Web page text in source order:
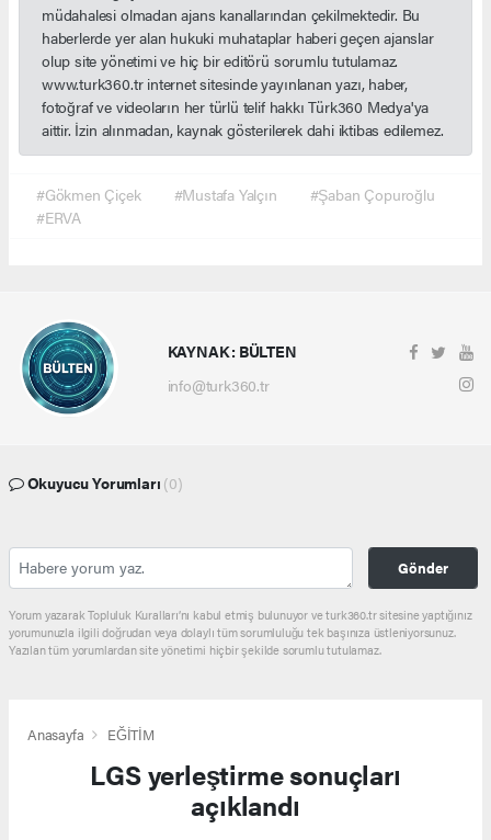
müdahalesi olmadan ajans kanallarından çekilmektedir. Bu
haberlerde yer alan hukuki muhataplar haberi geçen ajanslar
olup site yönetimi ve hiç bir editörü sorumlu tutulamaz.
www.turk360.tr internet sitesinde yayınlanan yazı, haber,
fotoğraf ve videoların her türlü telif hakkı Türk360 Medya'ya
aittir. İzin alınmadan, kaynak gösterilerek dahi iktibas edilemez.
#Gökmen Çiçek #Mustafa Yalçın
#Şaban Çopuroğlu
#ERVA
KAYNAK : BÜLTEN
info@turk360.tr
Okuyucu Yorumları (0)
Gönder
Yorum yazarak Topluluk Kuralları’nı kabul etmiş bulunuyor ve turk360.tr sitesine yaptığınız
yorumunuzla ilgili doğrudan veya dolaylı tüm sorumluluğu tek başınıza üstleniyorsunuz.
Yazılan tüm yorumlardan site yönetimi hiçbir şekilde sorumlu tutulamaz.
Anasayfa EĞİTİM
LGS yerleştirme sonuçları
açıklandı